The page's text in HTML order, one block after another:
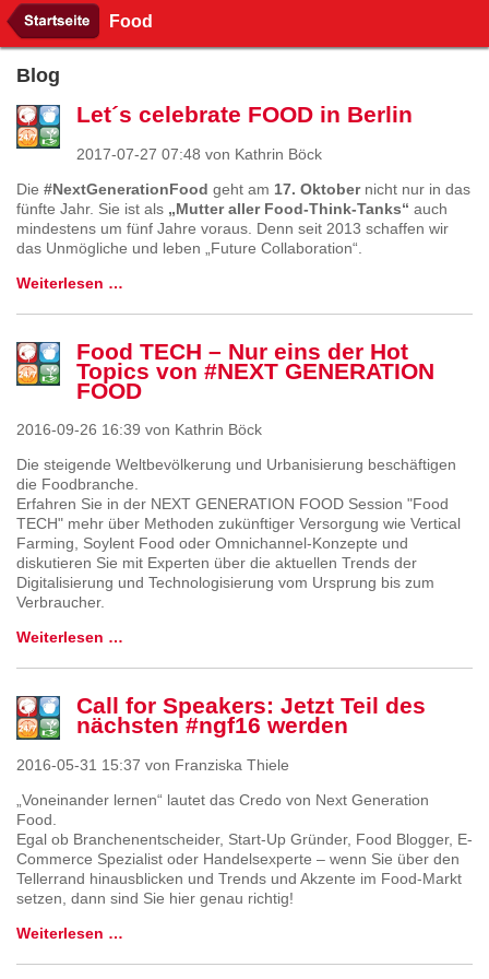
Food
Blog
Let´s celebrate FOOD in Berlin
2017-07-27 07:48 von Kathrin Böck
Die #NextGenerationFood geht am 17. Oktobernicht nur in das
fünfte Jahr. Sie ist als „Mutter aller Food-Think-Tanks“ auch
mindestens um fünf Jahre voraus. Denn seit 2013 schaffen wir
das Unmögliche und leben „Future Collaboration“.
Weiterlesen …
Food TECH – Nur eins der Hot
Topics von #NEXT GENERATION
FOOD
2016-09-26 16:39 von Kathrin Böck
Die steigende Weltbevölkerung und Urbanisierung beschäftigen
die Foodbranche.
Erfahren Sie in der NEXT GENERATION FOOD Session "Food
TECH" mehr über Methoden zukünftiger Versorgung wie Vertical
Farming, Soylent Food oder Omnichannel-Konzepte und
diskutieren Sie mit Experten über die aktuellen Trends der
Digitalisierung und Technologisierung vom Ursprung bis zum
Verbraucher.
Weiterlesen …
Call for Speakers: Jetzt Teil des
nächsten #ngf16 werden
2016-05-31 15:37 von Franziska Thiele
„Voneinander lernen“ lautet das Credo von Next Generation
Food.
Egal ob Branchenentscheider, Start-Up Gründer, Food Blogger, E-
Commerce Spezialist oder Handelsexperte – wenn Sie über den
Tellerrand hinausblicken und Trends und Akzente im Food-Markt
setzen, dann sind Sie hier genau richtig!
Weiterlesen …